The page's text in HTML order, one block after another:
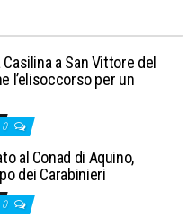
a San Vittore del
l’elisoccorso per un
0
al Conad di Aquino,
dei Carabinieri
0